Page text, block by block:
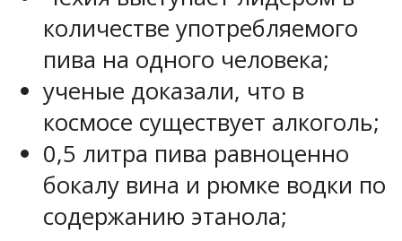
количестве употребляемого
пива на одного человека;
ученые доказали, что в
космосе существует алкоголь;
0,5 литра пива равноценно
бокалу вина и рюмке водки по
содержанию этанола;